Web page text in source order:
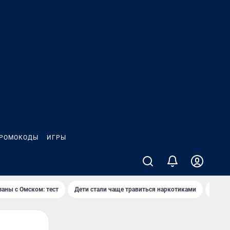
ИГРЫ
с Омском: тест Дети стали чаще травиться наркотиками